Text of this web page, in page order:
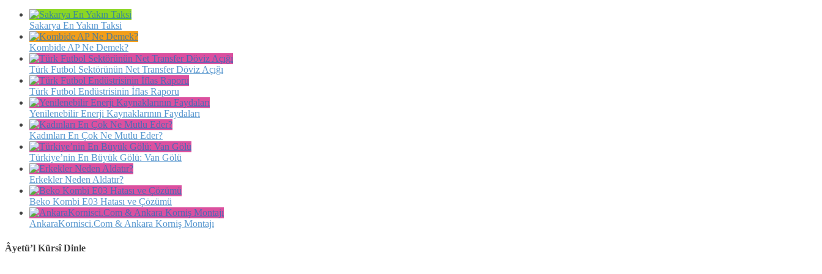
Sakarya En Yakın Taksi
Kombide AP Ne Demek?
Türk Futbol Sektörünün Net Transfer Döviz Açığı
Türk Futbol Endüstrisinin İflas Raporu
Yenilenebilir Enerji Kaynaklarının Faydaları
Kadınları En Çok Ne Mutlu Eder?
Türkiye’nin En Büyük Gölü: Van Gölü
Erkekler Neden Aldatır?
Beko Kombi E03 Hatası ve Çözümü
AnkaraKornisci.Com & Ankara Korniş Montajı
Âyetü’l Kürsî Dinle